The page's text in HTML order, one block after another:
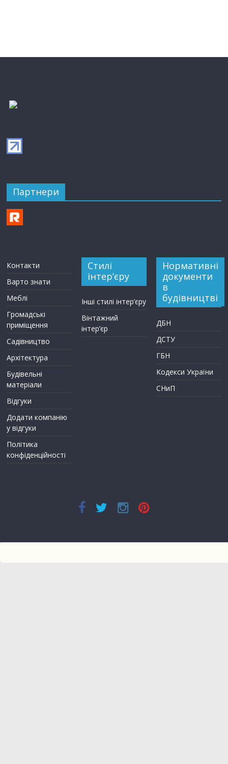
Партнери
Контакти
Варто знати
Меблі
Громадські
приміщення
Садівництво
Архітектура
Будівельні
матеріали
Відгуки
Додати компанію
у відгуки
Політика
конфіденційності
Стилі
інтер’єру
Інші стилі інтер’єру
Вінтажний
інтер’єр
Нормативні
документи
в
будівництві
ДБН
ДСТУ
ГБН
Кодекси України
СНиП